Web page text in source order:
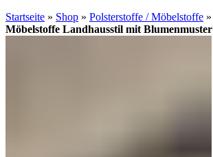
Startseite » Shop » Polsterstoffe / Möbelstoffe »
Möbelstoffe Landhausstil mit Blumenmuster